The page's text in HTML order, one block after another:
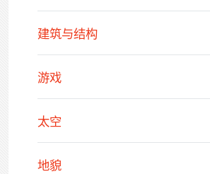
建筑与结构
游戏
太空
地貌